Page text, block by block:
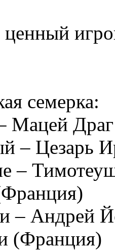
ценный
семерка:
Мацей
– Цезарь
–
– Андрей
(Франция)